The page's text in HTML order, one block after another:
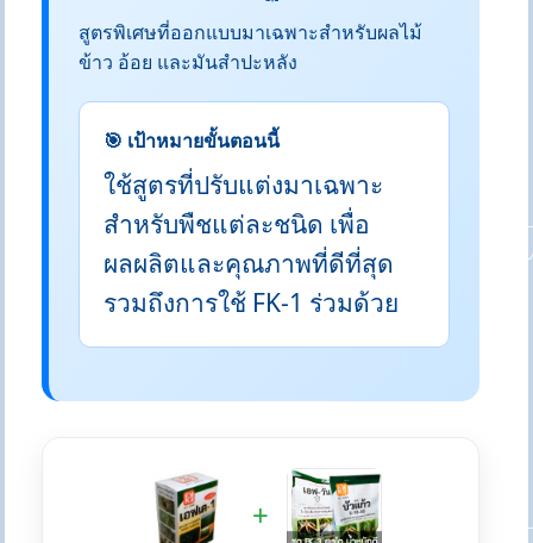
สูตรพิเศษที่ออกแบบมาเฉพาะสำหรับผลไม้
ข้าว อ้อย และมันสำปะหลัง
🎯 เป้าหมายขั้นตอนนี้
ใช้สูตรที่ปรับแต่งมาเฉพาะ
สำหรับพืชแต่ละชนิด เพื่อ
ผลผลิตและคุณภาพที่ดีที่สุด
รวมถึงการใช้ FK-1 ร่วมด้วย
+